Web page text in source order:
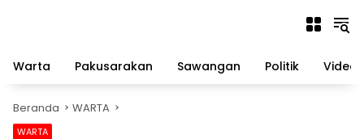
Warta
Pakusarakan Sawangan Politik Video
Beranda WARTA
WARTA